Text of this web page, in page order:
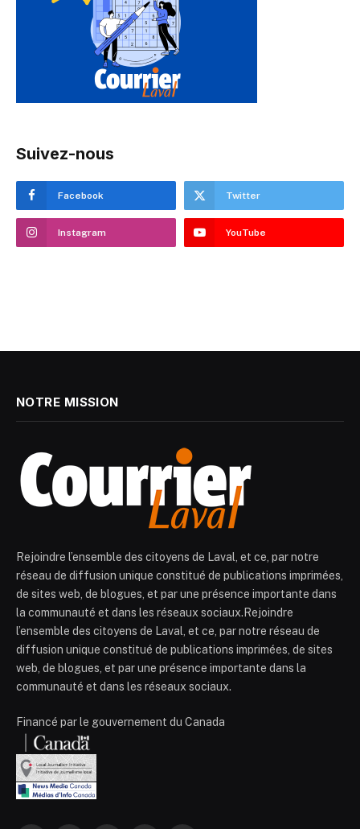
Suivez-nous
Facebook Twitter
Instagram YouTube
NOTRE MISSION
Rejoindre l’ensemble des citoyens de Laval, et ce, par notre
réseau de diffusion unique constitué de publications imprimées,
de sites web, de blogues, et par une présence importante dans
la communauté et dans les réseaux sociaux.Rejoindre
l’ensemble des citoyens de Laval, et ce, par notre réseau de
diffusion unique constitué de publications imprimées, de sites
web, de blogues, et par une présence importante dans la
communauté et dans les réseaux sociaux.
Financé par le gouvernement du Canada